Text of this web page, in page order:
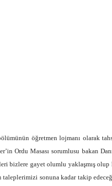
öğretmen lojmanı olarak
Ordu Masası sorumlusu bakan
bizlere gayet olumlu yaklaşmış
sonuna kadar takip